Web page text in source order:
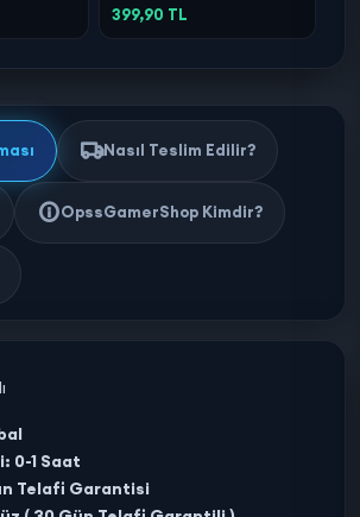
399,90 TL
Nasıl Teslim Edilir?
OpssGamerShop Kimdir?
0-1 Saat
Telafi Garantisi